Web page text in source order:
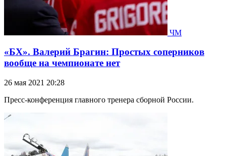
ЧМ
«БХ». Валерий Брагин: Простых соперников
вообще на чемпионате нет
26 мая 2021 20:28
Пресс-конференция главного тренера сборной России.